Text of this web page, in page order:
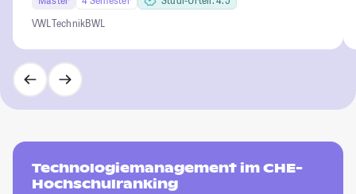
VWLTechnikBWL
Technologiemanagement im CHE-
Hochschulranking